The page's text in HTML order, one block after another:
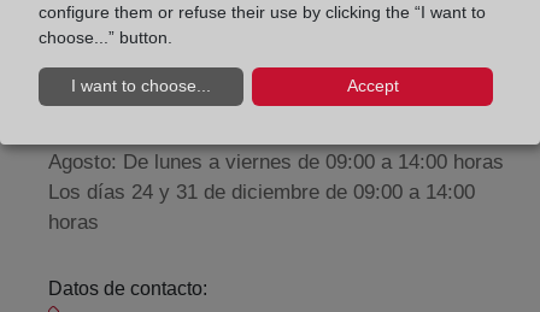
Santa María, 5 y 7 - 3ª planta, 11402
Horario:
Agosto: De lunes a viernes de 09:00 a 14:00 horas
Los días 24 y 31 de diciembre de 09:00 a 14:00
horas
Datos de contacto:
configure them or refuse their use by clicking the “I want to
choose...” button.
I want to choose... Accept